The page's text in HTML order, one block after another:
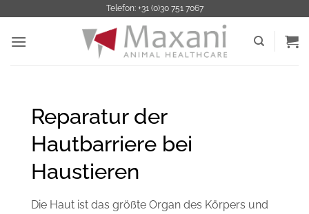
springen
Telefon: +31 (0)30 751 7067
Reparatur der
Hautbarriere bei
Haustieren
Die Haut ist das größte Organ des Körpers und